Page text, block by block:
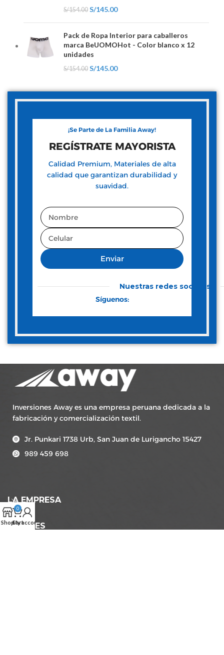
S/154.00 S/145.00
Pack de Ropa Interior para caballeros
marca BeUOMOHot - Color blanco x 12
unidades
S/154.00 S/145.00
¡Se Parte de La Familia Away!
REGÍSTRATE MAYORISTA
Calidad Premium, Materiales de alta
calidad que garantizan durabilidad y
suavidad.
Enviar
Nuestras redes sociales
Síguenos:
Inversiones Away es una empresa peruana dedicada a la
fabricación y comercialización textil.
Jr. Punkari 1738 Urb, San Juan de Lurigancho 15427
989 459 698
LA EMPRESA
LEGALES
Shop
0
Cart
My account